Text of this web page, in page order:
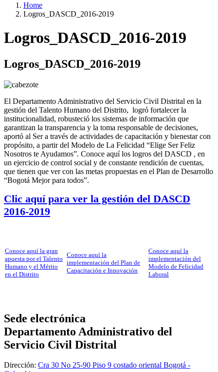
Home
Logros_DASCD_2016-2019
Logros_DASCD_2016-2019
Logros_DASCD_2016-2019
El Departamento Administrativo del Servicio Civil Distrital en la
gestión del Talento Humano del Distrito, logró fortalecer la
institucionalidad, robusteció los sistemas de información que
garantizan la transparencia y la toma responsable de decisiones,
aportó al Ser a través de actividades de capacitación y bienestar con
propósito, a partir del Modelo de La Felicidad “Elige Ser Feliz
Nosotros te Ayudamos”. Conoce aquí los logros del DASCD , en
un ejercicio de control social y de constante rendición de cuentas,
que tienen que ver con las metas propuestas en el Plan de Desarrollo
“Bogotá Mejor para todos”.
Clic aquí para ver la gestión del DASCD
2016-2019
Conoce aquí la gran
apuesta por el Talento
Humano y el Mérito
en el Distrito
Conoce aquí la
implementación del Plan de
Capacitación e Innovación
Conoce aquí la
implementación del
Modelo de Felicidad
Laboral
Sede electrónica
Departamento Administrativo del
Servicio Civil Distrital
Dirección: Cra 30 No 25-90 Piso 9 costado oriental Bogotá -